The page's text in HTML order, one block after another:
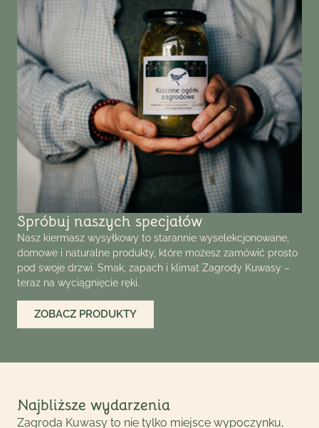
Spróbuj naszych specjałów
Nasz kiermasz wysyłkowy to starannie wyselekcjonowane,
domowe i naturalne produkty, które możesz zamówić prosto
pod swoje drzwi. Smak, zapach i klimat Zagrody Kuwasy –
teraz na wyciągnięcie ręki.
ZOBACZ PRODUKTY
Najbliższe wydarzenia
Zagroda Kuwasy to nie tylko miejsce wypoczynku,